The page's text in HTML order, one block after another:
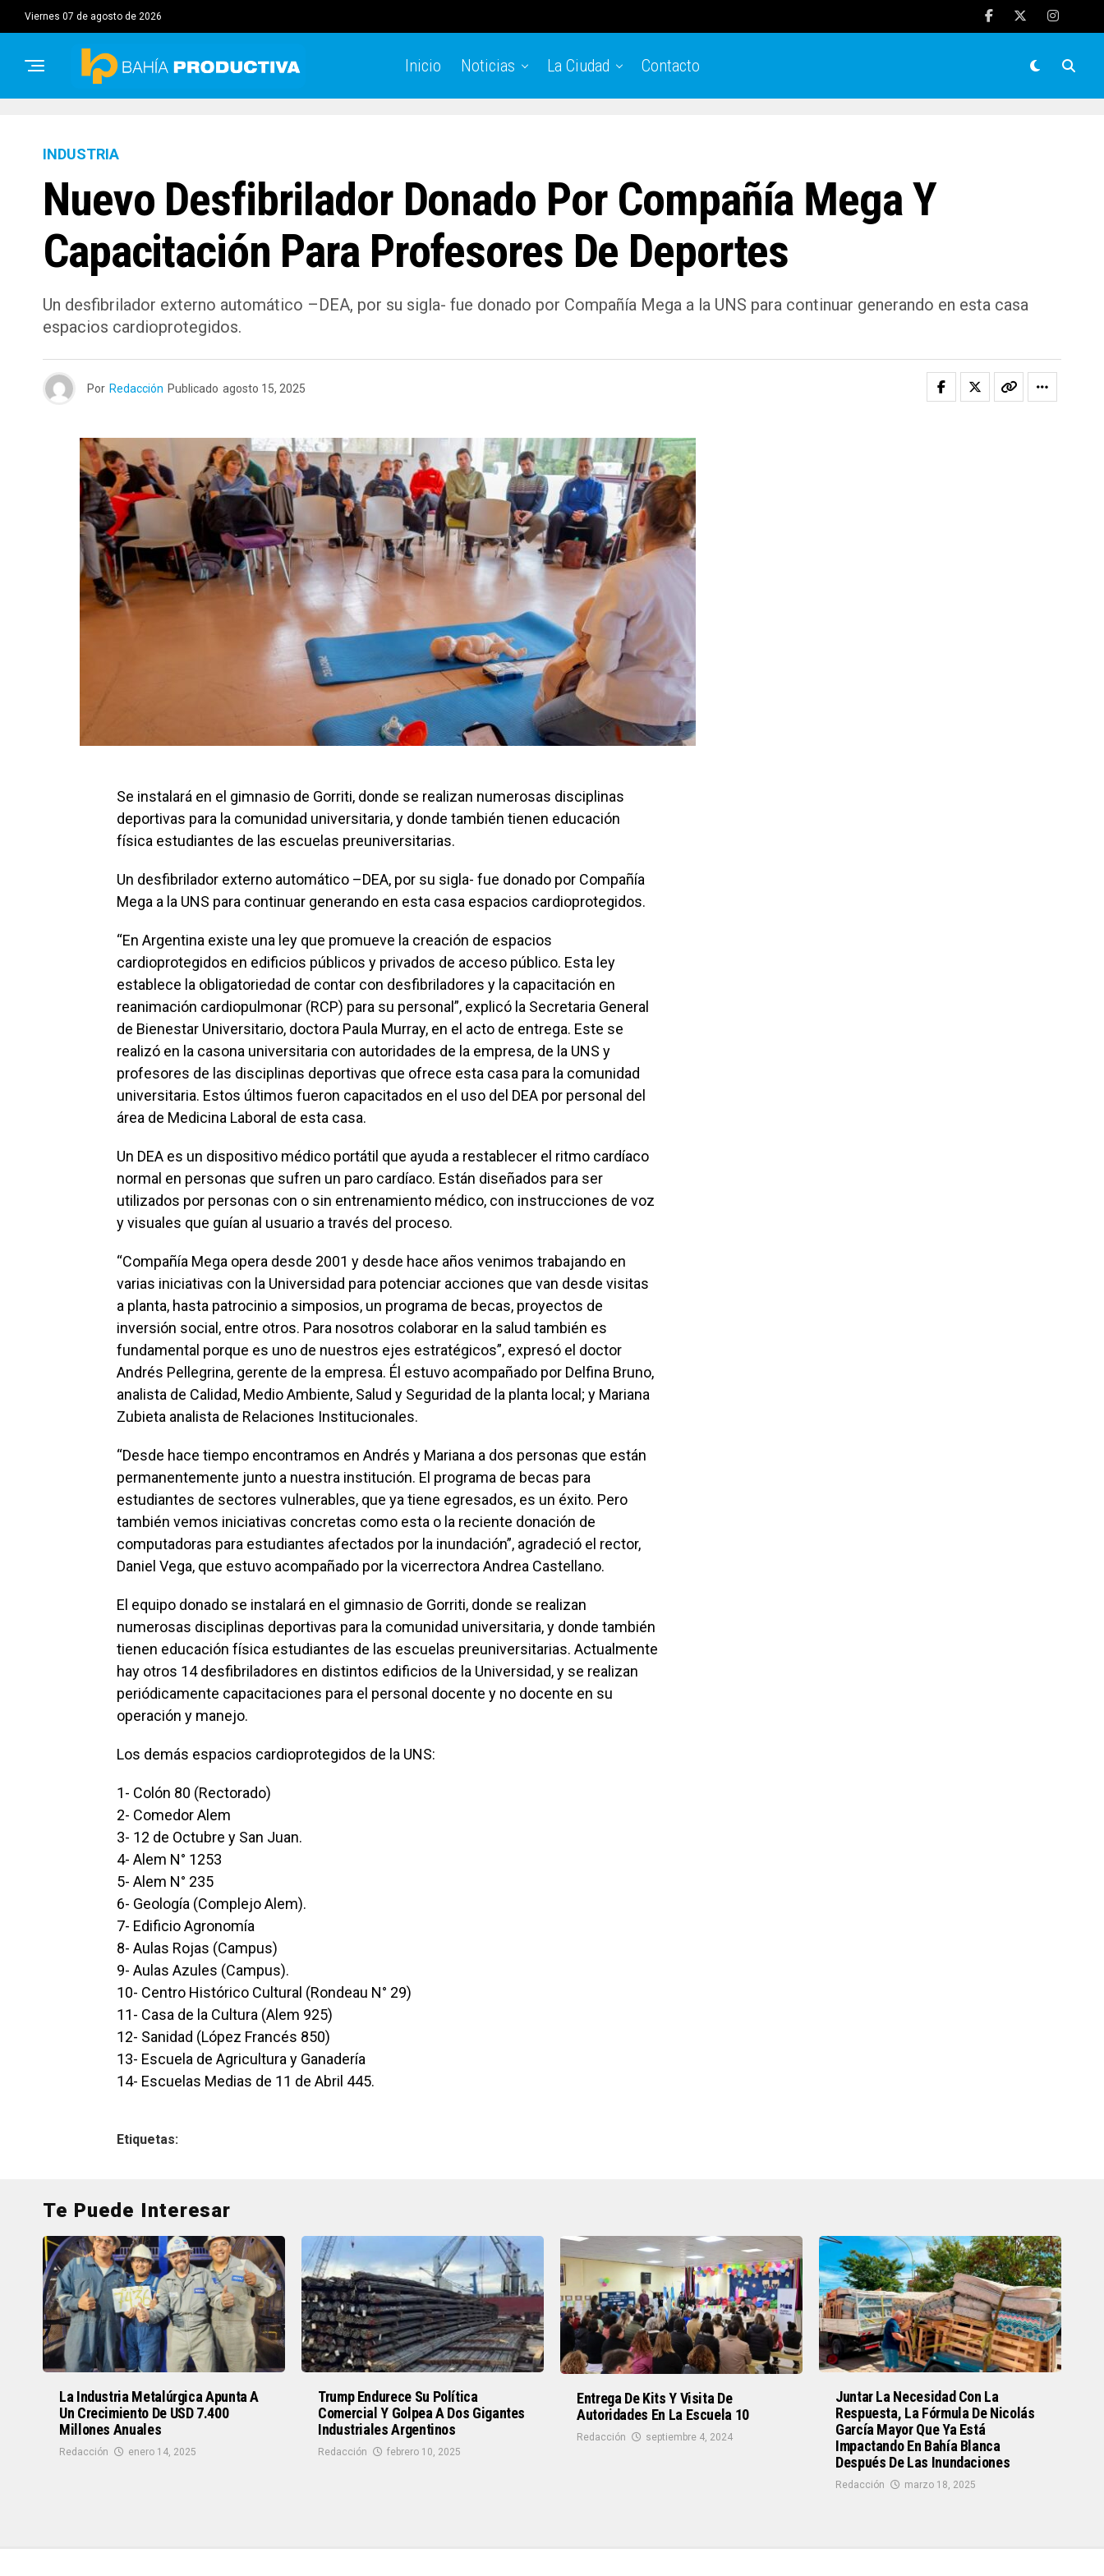
viernes 07 de agosto de 2026
Inicio Noticias La Ciudad Contacto
INDUSTRIA
Nuevo Desfibrilador Donado Por Compañía Mega Y
Capacitación Para Profesores De Deportes
Un desfibrilador externo automático –DEA, por su sigla- fue donado por Compañía Mega a la UNS para continuar generando en esta casa
espacios cardioprotegidos.
Por Redacción Publicado agosto 15, 2025
Se instalará en el gimnasio de Gorriti, donde se realizan numerosas disciplinas
deportivas para la comunidad universitaria, y donde también tienen educación
física estudiantes de las escuelas preuniversitarias.
Un desfibrilador externo automático –DEA, por su sigla- fue donado por Compañía
Mega a la UNS para continuar generando en esta casa espacios cardioprotegidos.
“En Argentina existe una ley que promueve la creación de espacios
cardioprotegidos en edificios públicos y privados de acceso público. Esta ley
establece la obligatoriedad de contar con desfibriladores y la capacitación en
reanimación cardiopulmonar (RCP) para su personal”, explicó la Secretaria General
de Bienestar Universitario, doctora Paula Murray, en el acto de entrega. Este se
realizó en la casona universitaria con autoridades de la empresa, de la UNS y
profesores de las disciplinas deportivas que ofrece esta casa para la comunidad
universitaria. Estos últimos fueron capacitados en el uso del DEA por personal del
área de Medicina Laboral de esta casa.
Un DEA es un dispositivo médico portátil que ayuda a restablecer el ritmo cardíaco
normal en personas que sufren un paro cardíaco. Están diseñados para ser
utilizados por personas con o sin entrenamiento médico, con instrucciones de voz
y visuales que guían al usuario a través del proceso.
“Compañía Mega opera desde 2001 y desde hace años venimos trabajando en
varias iniciativas con la Universidad para potenciar acciones que van desde visitas
a planta, hasta patrocinio a simposios, un programa de becas, proyectos de
inversión social, entre otros. Para nosotros colaborar en la salud también es
fundamental porque es uno de nuestros ejes estratégicos”, expresó el doctor
Andrés Pellegrina, gerente de la empresa. Él estuvo acompañado por Delfina Bruno,
analista de Calidad, Medio Ambiente, Salud y Seguridad de la planta local; y Mariana
Zubieta analista de Relaciones Institucionales.
“Desde hace tiempo encontramos en Andrés y Mariana a dos personas que están
permanentemente junto a nuestra institución. El programa de becas para
estudiantes de sectores vulnerables, que ya tiene egresados, es un éxito. Pero
también vemos iniciativas concretas como esta o la reciente donación de
computadoras para estudiantes afectados por la inundación”, agradeció el rector,
Daniel Vega, que estuvo acompañado por la vicerrectora Andrea Castellano.
El equipo donado se instalará en el gimnasio de Gorriti, donde se realizan
numerosas disciplinas deportivas para la comunidad universitaria, y donde también
tienen educación física estudiantes de las escuelas preuniversitarias. Actualmente
hay otros 14 desfibriladores en distintos edificios de la Universidad, y se realizan
periódicamente capacitaciones para el personal docente y no docente en su
operación y manejo.
Los demás espacios cardioprotegidos de la UNS:
1- Colón 80 (Rectorado)
2- Comedor Alem
3- 12 de Octubre y San Juan.
4- Alem N° 1253
5- Alem N° 235
6- Geología (Complejo Alem).
7- Edificio Agronomía
8- Aulas Rojas (Campus)
9- Aulas Azules (Campus).
10- Centro Histórico Cultural (Rondeau N° 29)
11- Casa de la Cultura (Alem 925)
12- Sanidad (López Francés 850)
13- Escuela de Agricultura y Ganadería
14- Escuelas Medias de 11 de Abril 445.
Etiquetas:
Te Puede Interesar
La Industria Metalúrgica Apunta A
Un Crecimiento De USD 7.400
Millones Anuales
Redacción enero 14, 2025
Trump Endurece Su Política
Comercial Y Golpea A Dos Gigantes
Industriales Argentinos
Redacción febrero 10, 2025
Entrega De Kits Y Visita De
Autoridades En La Escuela 10
Redacción septiembre 4, 2024
Juntar La Necesidad Con La
Respuesta, La Fórmula De Nicolás
García Mayor Que Ya Está
Impactando En Bahía Blanca
Después De Las Inundaciones
Redacción marzo 18, 2025